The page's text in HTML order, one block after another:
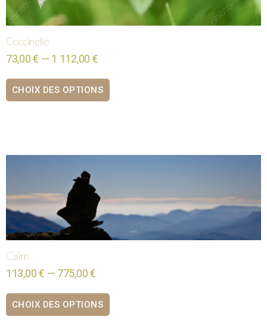
Coccinelle
73,00 € — 1 112,00 €
CHOIX DES OPTIONS
Cairn
113,00 € — 775,00 €
CHOIX DES OPTIONS